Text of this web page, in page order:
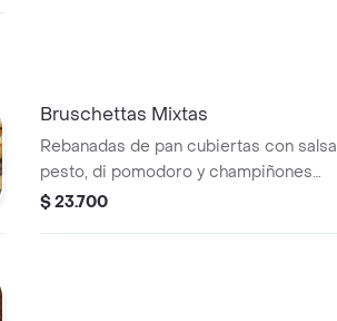
Bruschettas Mixtas
Rebanadas de pan cubiertas con salsa
pesto, di pomodoro y champiñones
gratinados. (6 unidades).
$ 23.700